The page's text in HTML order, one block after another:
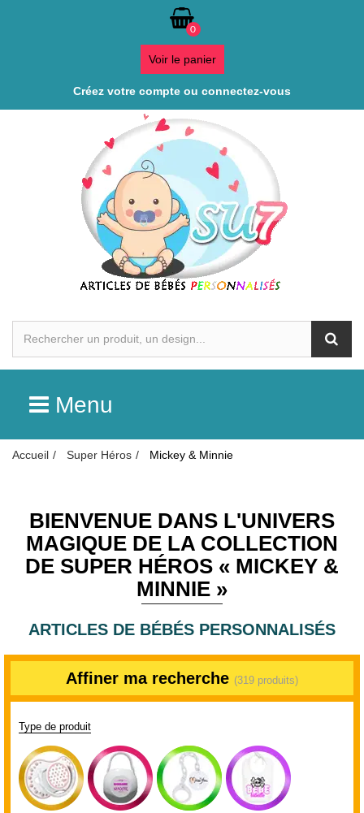
0
Voir le panier
Créez votre compte ou connectez-vous
Menu
Accueil Super Héros Mickey & Minnie
BIENVENUE DANS L'UNIVERS
MAGIQUE DE LA COLLECTION
DE SUPER HÉROS « MICKEY &
MINNIE »
ARTICLES DE BÉBÉS PERSONNALISÉS
Affiner ma recherche (319 produits)
Type de produit